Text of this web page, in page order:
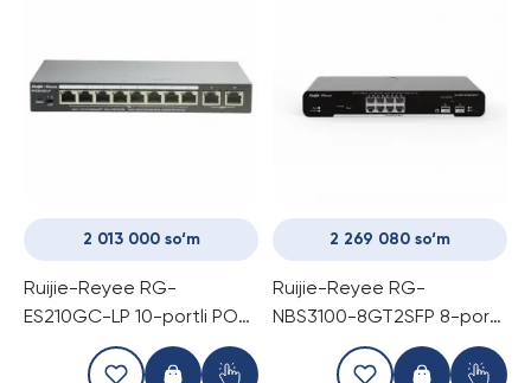
2 013 000 so‘m
Ruijie-Reyee RG-
ES210GC-LP 10-portli POE
gigabitli boshqariladigan
kommutator
2 269 080 so‘m
Ruijie-Reyee RG-
NBS3100-8GT2SFP 8-portli
gigabitli boshqariladigan
kommutator